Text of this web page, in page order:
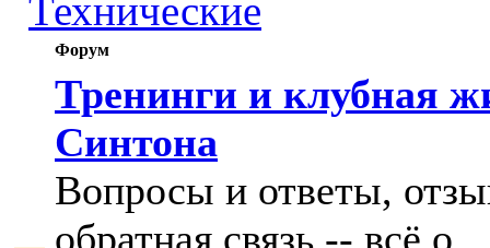
Технические
Форум
Тренинги и клубная
Синтона
Вопросы и ответы,
обратная связь -- всё о